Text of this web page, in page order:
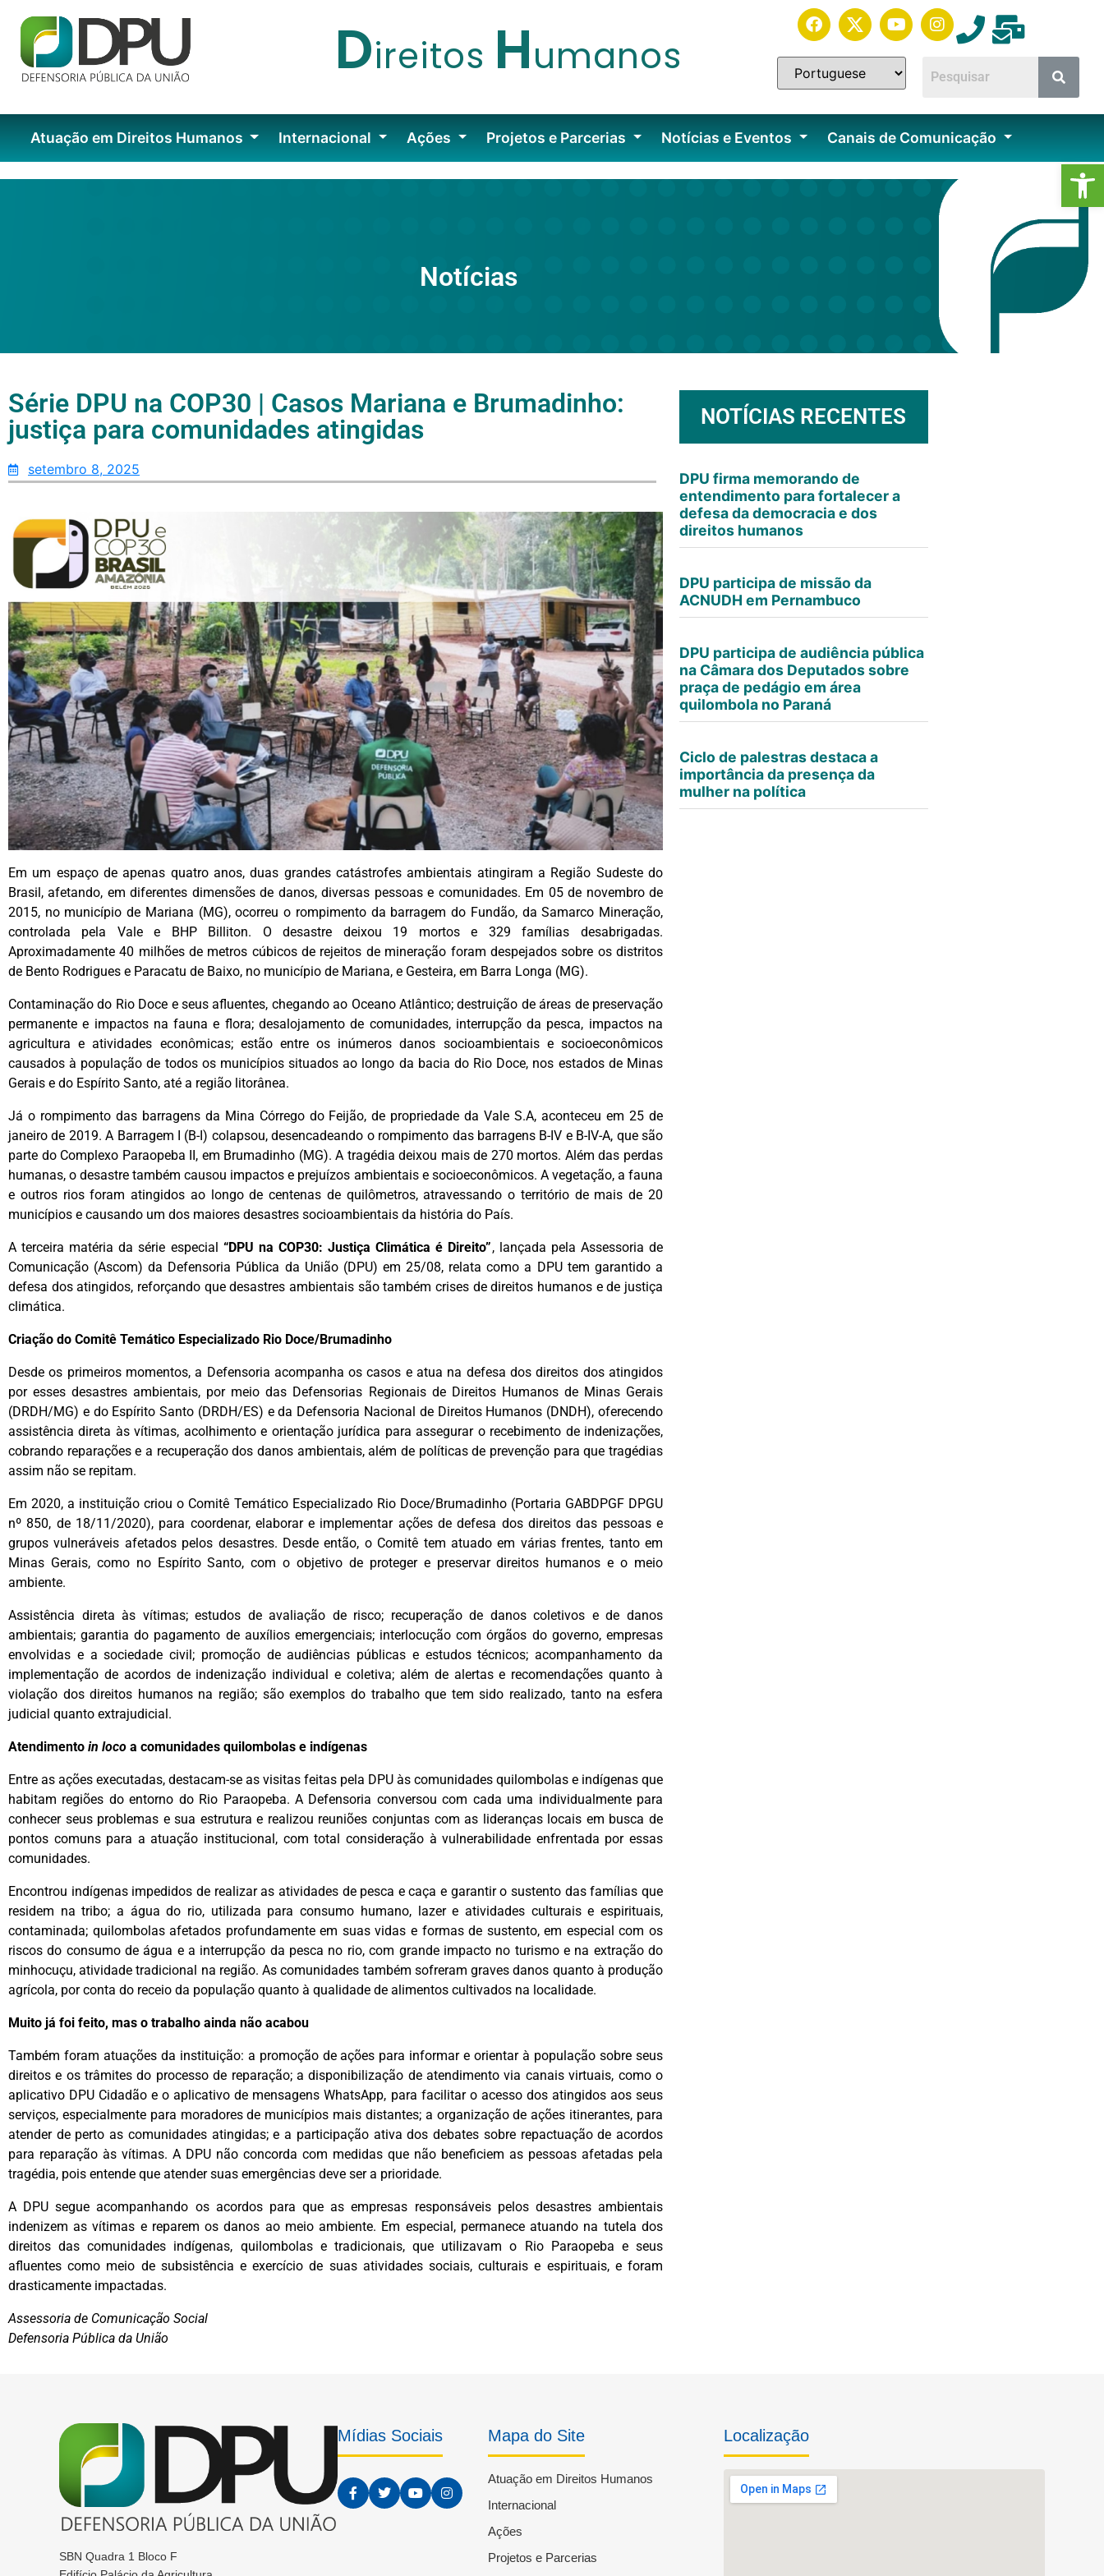
Direitos Humanos
Atuação em Direitos Humanos Internacional Ações Projetos e Parcerias Notícias e Eventos Canais de Comunicação
Notícias
Série DPU na COP30 | Casos Mariana e Brumadinho:
justiça para comunidades atingidas
setembro 8, 2025
Em um espaço de apenas quatro anos, duas grandes catástrofes ambientais atingiram a Região Sudeste do
Brasil, afetando, em diferentes dimensões de danos, diversas pessoas e comunidades. Em 05 de novembro de
2015, no município de Mariana (MG), ocorreu o rompimento da barragem do Fundão, da Samarco Mineração,
controlada pela Vale e BHP Billiton. O desastre deixou 19 mortos e 329 famílias desabrigadas.
Aproximadamente 40 milhões de metros cúbicos de rejeitos de mineração foram despejados sobre os distritos
de Bento Rodrigues e Paracatu de Baixo, no município de Mariana, e Gesteira, em Barra Longa (MG).
Contaminação do Rio Doce e seus afluentes, chegando ao Oceano Atlântico; destruição de áreas de preservação
permanente e impactos na fauna e flora; desalojamento de comunidades, interrupção da pesca, impactos na
agricultura e atividades econômicas; estão entre os inúmeros danos socioambientais e socioeconômicos
causados à população de todos os municípios situados ao longo da bacia do Rio Doce, nos estados de Minas
Gerais e do Espírito Santo, até a região litorânea.
Já o rompimento das barragens da Mina Córrego do Feijão, de propriedade da Vale S.A, aconteceu em 25 de
janeiro de 2019. A Barragem I (B-I) colapsou, desencadeando o rompimento das barragens B-IV e B-IV-A, que são
parte do Complexo Paraopeba II, em Brumadinho (MG). A tragédia deixou mais de 270 mortos. Além das perdas
humanas, o desastre também causou impactos e prejuízos ambientais e socioeconômicos. A vegetação, a fauna
e outros rios foram atingidos ao longo de centenas de quilômetros, atravessando o território de mais de 20
municípios e causando um dos maiores desastres socioambientais da história do País.
A terceira matéria da série especial “DPU na COP30: Justiça Climática é Direito”, lançada pela Assessoria de
Comunicação (Ascom) da Defensoria Pública da União (DPU) em 25/08, relata como a DPU tem garantido a
defesa dos atingidos, reforçando que desastres ambientais são também crises de direitos humanos e de justiça
climática.
Criação do Comitê Temático Especializado Rio Doce/Brumadinho
Desde os primeiros momentos, a Defensoria acompanha os casos e atua na defesa dos direitos dos atingidos
por esses desastres ambientais, por meio das Defensorias Regionais de Direitos Humanos de Minas Gerais
(DRDH/MG) e do Espírito Santo (DRDH/ES) e da Defensoria Nacional de Direitos Humanos (DNDH), oferecendo
assistência direta às vítimas, acolhimento e orientação jurídica para assegurar o recebimento de indenizações,
cobrando reparações e a recuperação dos danos ambientais, além de políticas de prevenção para que tragédias
assim não se repitam.
Em 2020, a instituição criou o Comitê Temático Especializado Rio Doce/Brumadinho (Portaria GABDPGF DPGU
nº 850, de 18/11/2020), para coordenar, elaborar e implementar ações de defesa dos direitos das pessoas e
grupos vulneráveis afetados pelos desastres. Desde então, o Comitê tem atuado em várias frentes, tanto em
Minas Gerais, como no Espírito Santo, com o objetivo de proteger e preservar direitos humanos e o meio
ambiente.
Assistência direta às vítimas; estudos de avaliação de risco; recuperação de danos coletivos e de danos
ambientais; garantia do pagamento de auxílios emergenciais; interlocução com órgãos do governo, empresas
envolvidas e a sociedade civil; promoção de audiências públicas e estudos técnicos; acompanhamento da
implementação de acordos de indenização individual e coletiva; além de alertas e recomendações quanto à
violação dos direitos humanos na região; são exemplos do trabalho que tem sido realizado, tanto na esfera
judicial quanto extrajudicial.
Atendimento in loco a comunidades quilombolas e indígenas
Entre as ações executadas, destacam-se as visitas feitas pela DPU às comunidades quilombolas e indígenas que
habitam regiões do entorno do Rio Paraopeba. A Defensoria conversou com cada uma individualmente para
conhecer seus problemas e sua estrutura e realizou reuniões conjuntas com as lideranças locais em busca de
pontos comuns para a atuação institucional, com total consideração à vulnerabilidade enfrentada por essas
comunidades.
Encontrou indígenas impedidos de realizar as atividades de pesca e caça e garantir o sustento das famílias que
residem na tribo; a água do rio, utilizada para consumo humano, lazer e atividades culturais e espirituais,
contaminada; quilombolas afetados profundamente em suas vidas e formas de sustento, em especial com os
riscos do consumo de água e a interrupção da pesca no rio, com grande impacto no turismo e na extração do
minhocuçu, atividade tradicional na região. As comunidades também sofreram graves danos quanto à produção
agrícola, por conta do receio da população quanto à qualidade de alimentos cultivados na localidade.
Muito já foi feito, mas o trabalho ainda não acabou
Também foram atuações da instituição: a promoção de ações para informar e orientar à população sobre seus
direitos e os trâmites do processo de reparação; a disponibilização de atendimento via canais virtuais, como o
aplicativo DPU Cidadão e o aplicativo de mensagens WhatsApp, para facilitar o acesso dos atingidos aos seus
serviços, especialmente para moradores de municípios mais distantes; a organização de ações itinerantes, para
atender de perto as comunidades atingidas; e a participação ativa dos debates sobre repactuação de acordos
para reparação às vítimas. A DPU não concorda com medidas que não beneficiem as pessoas afetadas pela
tragédia, pois entende que atender suas emergências deve ser a prioridade.
A DPU segue acompanhando os acordos para que as empresas responsáveis pelos desastres ambientais
indenizem as vítimas e reparem os danos ao meio ambiente. Em especial, permanece atuando na tutela dos
direitos das comunidades indígenas, quilombolas e tradicionais, que utilizavam o Rio Paraopeba e seus
afluentes como meio de subsistência e exercício de suas atividades sociais, culturais e espirituais, e foram
drasticamente impactadas.
Assessoria de Comunicação Social
Defensoria Pública da União
NOTÍCIAS RECENTES
DPU firma memorando de
entendimento para fortalecer a
defesa da democracia e dos
direitos humanos
DPU participa de missão da
ACNUDH em Pernambuco
DPU participa de audiência pública
na Câmara dos Deputados sobre
praça de pedágio em área
quilombola no Paraná
Ciclo de palestras destaca a
importância da presença da
mulher na política
SBN Quadra 1 Bloco F
Mídias Sociais Mapa do Site
Atuação em Direitos Humanos
Internacional
Ações
Projetos e Parcerias
Localização